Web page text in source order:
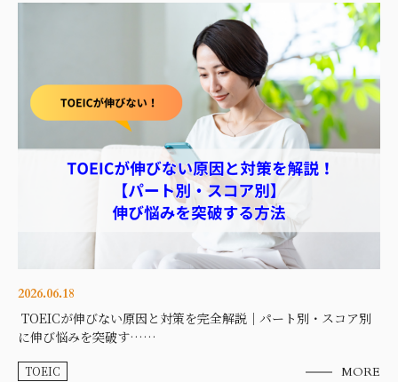
2026.06.18
TOEICが伸びない原因と対策を完全解説｜パート別・スコア別
に伸び悩みを突破す……
TOEIC MORE